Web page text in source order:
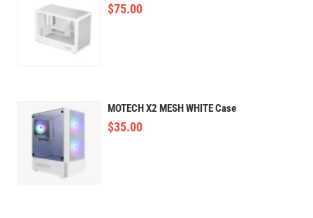
$75.00
MOTECH X2 MESH WHITE Case
$35.00